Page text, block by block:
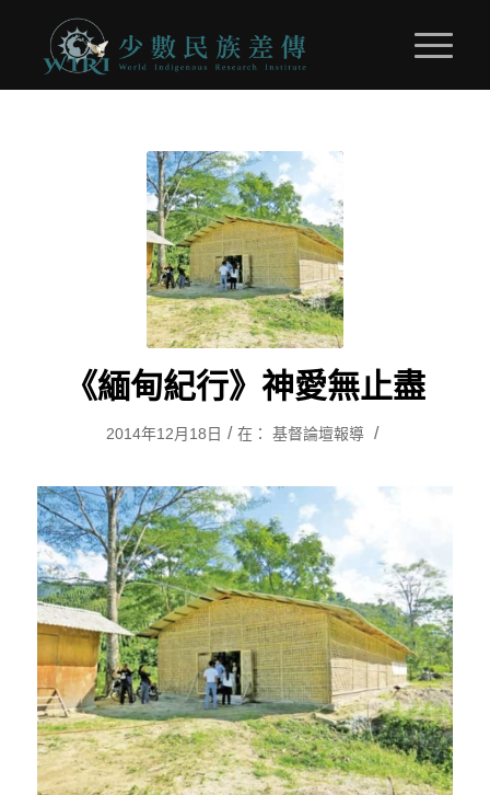
《緬甸紀行》神愛無止盡
2014年12月18日 / 在： 基督論壇報導 /